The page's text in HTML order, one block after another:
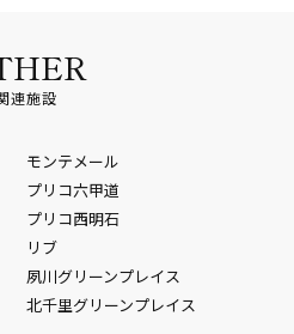
連施設
モンテメール
プリコ六甲道
プリコ西明石
リブ
夙川グリーンプレイス
北千里グリーンプレイス